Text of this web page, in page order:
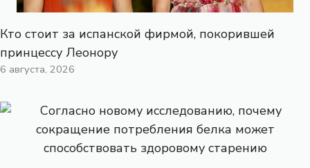
Кто стоит за испанской фирмой, покорившей
принцессу Леонору
6 августа, 2026